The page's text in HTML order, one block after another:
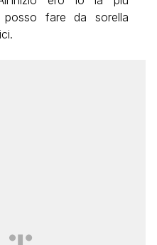
fare da sorella